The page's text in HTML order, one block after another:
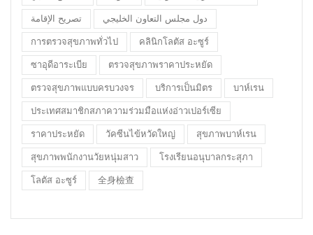
تصريح الإقامة دول مجلس التعاون الخليجي
การตรวจสุขภาพทั่วไป คลินิกโลตัส อะซูร์
ซาอุดีอาระเบีย ตรวจสุขภาพราคาประหยัด
ตรวจสุขภาพแบบครบวงจร บริการเป็นมิตร บาห์เรน
ประเทศสมาชิกสภาความร่วมมือแห่งอ่าวเปอร์เซีย
ราคาประหยัด วัคซีนไข้หวัดใหญ่ สุขภาพบาห์เรน
สุขภาพพนักงานวัยหนุ่มสาว โรงเรียนอนุบาลกระสุภา
โลตัส อะซูร์ 全身檢查